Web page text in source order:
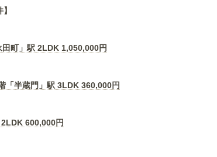
田町」駅 2LDK 1,050,000円
「半蔵門」駅 3LDK 360,000円
2LDK 600,000円